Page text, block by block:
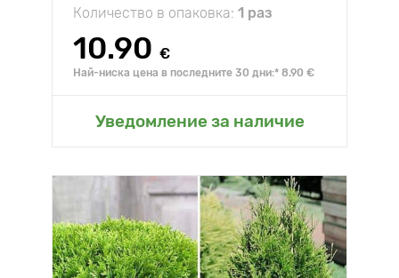
Количество в опаковка: 1 раз
10.90 €
Най-ниска цена в последните 30 дни:* 8.90 €
Уведомление за наличие